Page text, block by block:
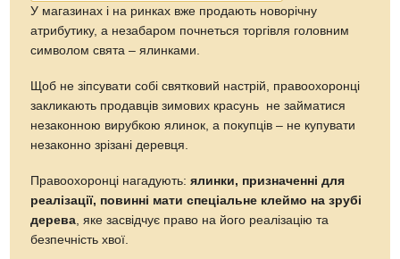
У магазинах і на ринках вже продають новорічну
атрибутику, а незабаром почнеться торгівля головним
символом свята – ялинками.
Щоб не зіпсувати собі святковий настрій, правоохоронці
закликають продавців зимових красунь не займатися
незаконною вирубкою ялинок, а покупців – не купувати
незаконно зрізані деревця.
Правоохоронці нагадують:ялинки, призначенні для
реалізації, повинні мати спеціальне клеймо на зрубі
дерева , яке засвідчує право на його реалізацію та
безпечність хвої.